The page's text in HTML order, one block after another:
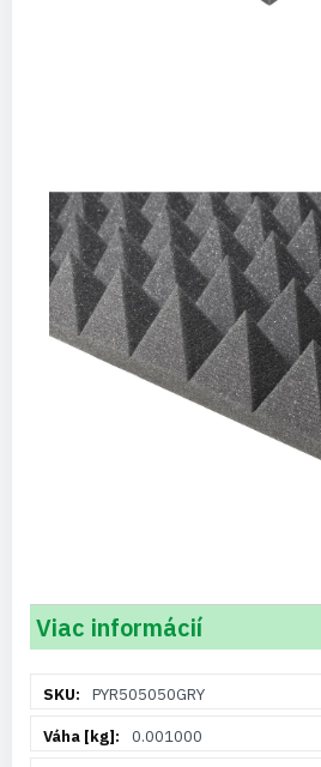
Viac informácií
informáciíPYR505050GRY
0.001000